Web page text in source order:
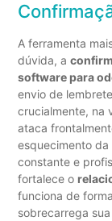
A ferramenta
dúvida, a
software para
envio de
crucialmente, na
ataca
esquecimento da
constante e
fortalece o
funciona de
sobrecarrega